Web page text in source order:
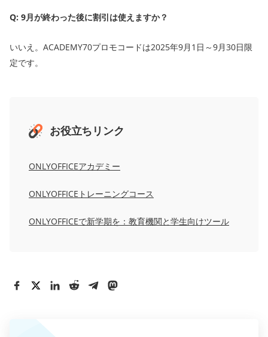
Q: 9月が終わった後に割引は使えますか？
いいえ。ACADEMY70プロモコードは2025年9月1日～9月30日限
定です。
お役立ちリンク
ONLYOFFICEアカデミー
ONLYOFFICEトレーニングコース
ONLYOFFICEで新学期を：教育機関と学生向けツール